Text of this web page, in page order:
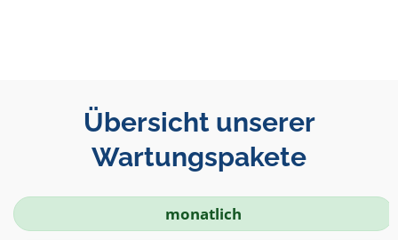
Übersicht unserer
Wartungspakete
monatlich